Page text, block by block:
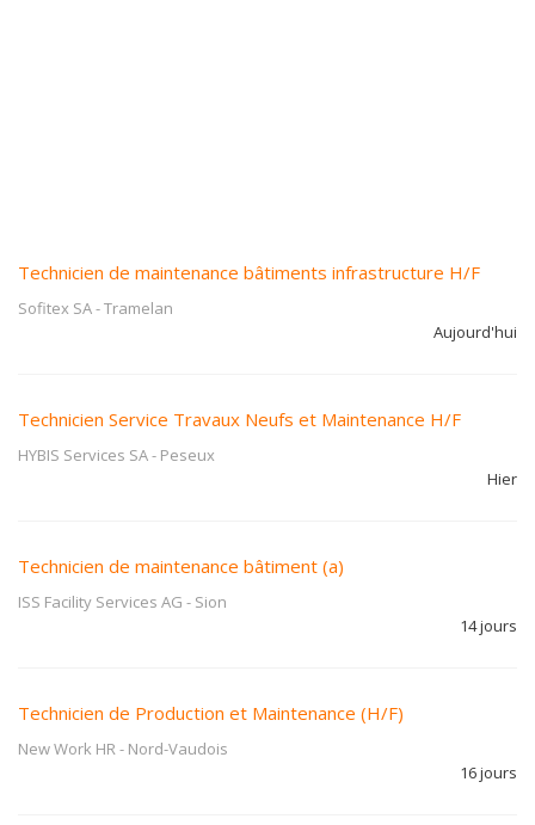
Technicien de maintenance bâtiments infrastructure H/F
Sofitex SA-Tramelan
Aujourd'hui
Technicien Service Travaux Neufs et Maintenance H/F
HYBIS Services SA- Peseux
Hier
Technicien de maintenance bâtiment (a)
ISS Facility Services AG - Sion
14 jours
Technicien de Production et Maintenance (H/F)
New Work HR- Nord-Vaudois
16 jours